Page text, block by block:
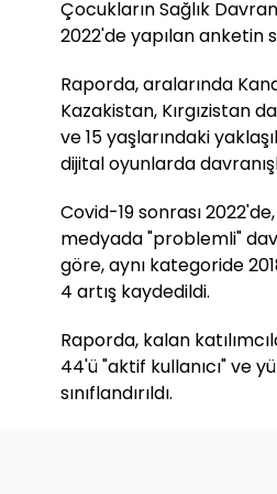
Çocukların Sağlık
2022'de yapılan anketin
Raporda, aralarında
Kazakistan, Kırgızistan
ve 15 yaşlarındaki
dijital oyunlarda
Covid-19 sonrası
medyada "problemli"
göre, aynı kategoride
4 artış kaydedildi.
Raporda, kalan
44'ü "aktif kullanıcı" ve
sınıflandırıldı.